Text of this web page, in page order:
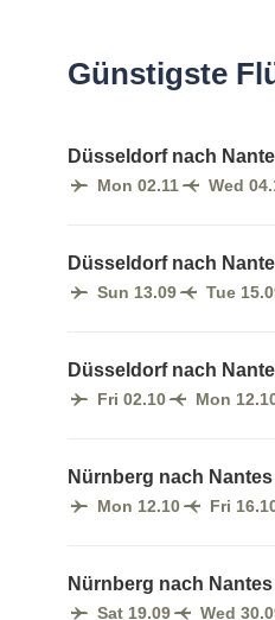
Günstigste
Düsseldorf nach
Mon 02.11 Wed
Düsseldorf nach
Sun 13.09 Tue
Düsseldorf nach
Fri 02.10 Mon
Nürnberg nach Nantes
Mon 12.10 Fri
Nürnberg nach Nantes
Sat 19.09 Wed